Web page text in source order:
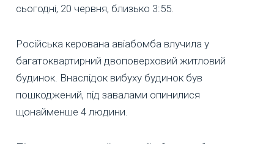
сьогодні, 20 червня, близько 3:55.
Російська керована авіабомба влучила у
багатоквартирний двоповерховий житловий
будинок. Внаслідок вибуху будинок був
пошкоджений, під завалами опинилися
щонайменше 4 людини.